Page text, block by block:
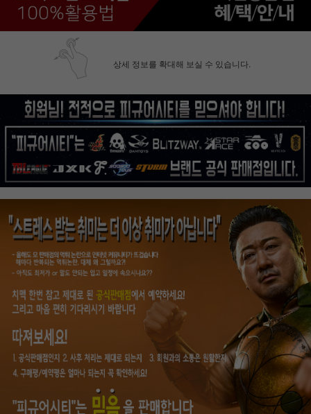
상세 정보를 확대해 보실 수 있습니다.